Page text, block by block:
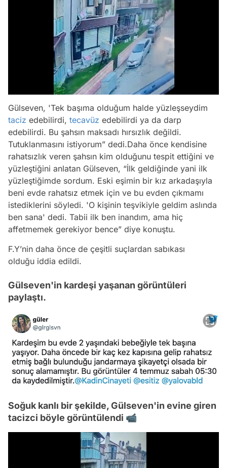
Gülseven, 'Tek başıma olduğum halde yüzleşseydim
taciz edebilirdi, tecavüz edebilirdi ya da darp
edebilirdi. Bu şahsın maksadı hırsızlık değildi.
Tutuklanmasını istiyorum” dedi.Daha önce kendisine
rahatsızlık veren şahsın kim olduğunu tespit ettiğini ve
yüzleştiğini anlatan Gülseven, “İlk geldiğinde yani ilk
yüzleştiğimde sordum. Eski eşimin bir kız arkadaşıyla
beni evde rahatsız etmek için ve bu evden çıkmamı
istediklerini söyledi. 'O kişinin teşvikiyle geldim aslında
ben sana' dedi. Tabii ilk ben inandım, ama hiç
affetmemek gerekiyor bence” diye konuştu.
F.Y’nin daha önce de çeşitli suçlardan sabıkası
olduğu iddia edildi.
Gülseven'in kardeşi yaşanan görüntüleri
paylaştı.
Soğuk kanlı bir şekilde, Gülseven'in evine giren
tacizci böyle görüntülendi 📹